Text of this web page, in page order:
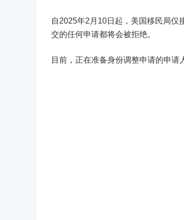
自2025年2月10日起，美国移民局仅
交的任何申请都将会被拒绝。
目前，正在准备身份调整申请的申请